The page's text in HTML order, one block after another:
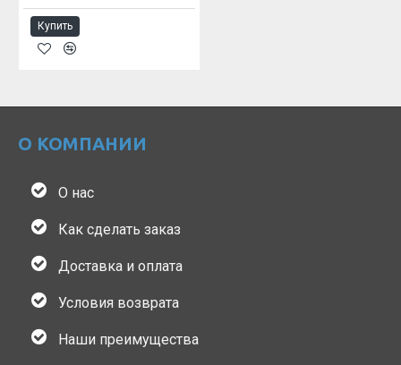
Купить
О КОМПАНИИ
О нас
Как сделать заказ
Доставка и оплата
Условия возврата
Наши преимущества